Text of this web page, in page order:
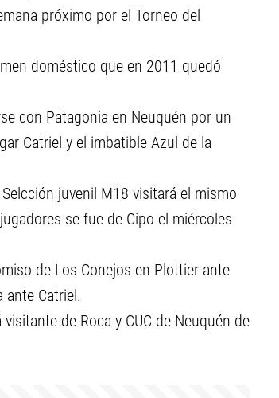
próximo por el Torneo del
doméstico que en 2011 quedó
con Patagonia en Neuquén por un
Catriel y el imbatible Azul de la
juvenil M18 visitará el mismo
se fue de Cipo el miércoles
de Los Conejos en Plottier ante
ante Catriel.
de Roca y CUC de Neuquén de